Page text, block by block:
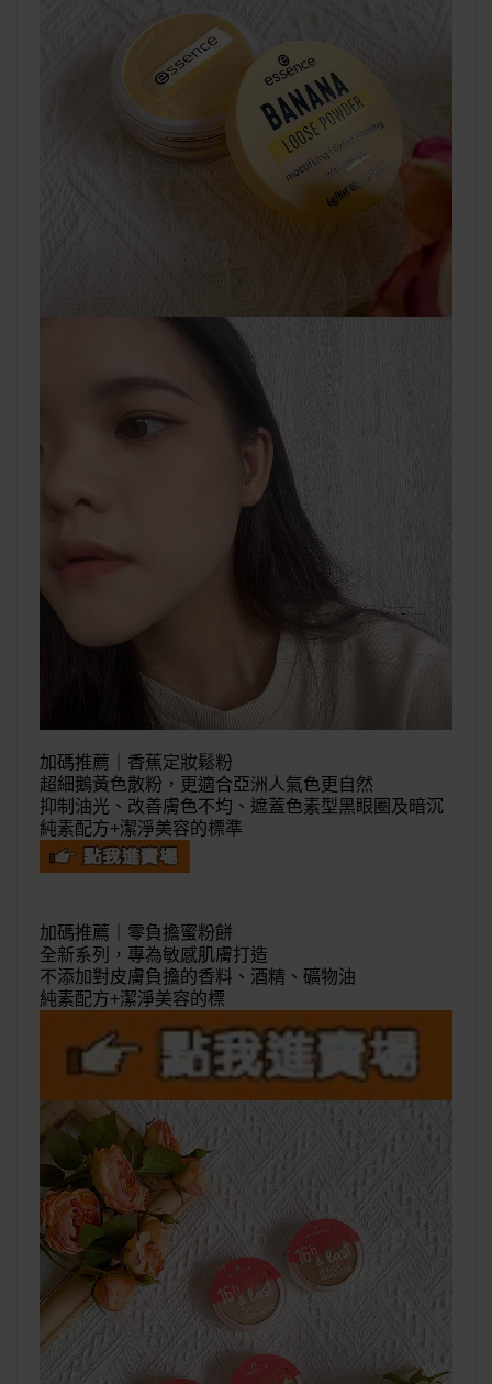
加碼推薦｜ 香蕉定妝鬆粉
超細鵝黃色散粉，更適合亞洲人氣色更自然
抑制油光、改善膚色不均、遮蓋色素型黑眼圈及暗沉
純素配方+潔淨美容的標準
加碼推薦｜ 零負擔蜜粉餅
全新系列，專為敏感肌膚打造
不添加對皮膚負擔的香料、酒精、礦物油
純素配方+潔淨美容的標